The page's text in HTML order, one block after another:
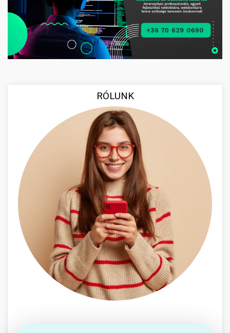
RÓLUNK